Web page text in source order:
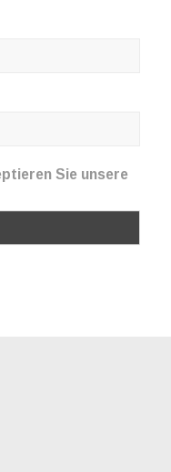
Sie unsere